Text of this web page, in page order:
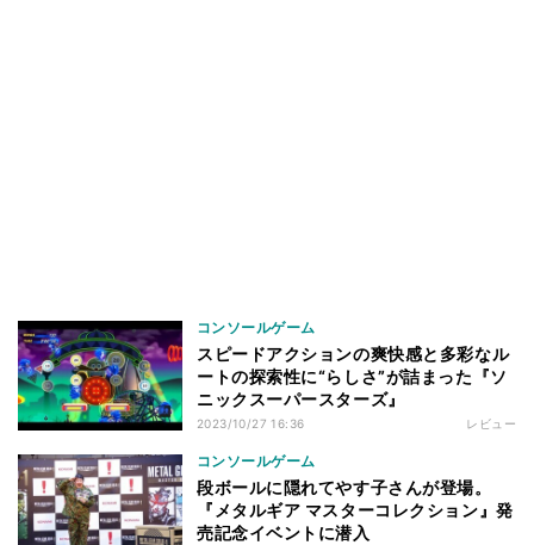
コンソールゲーム
スピードアクションの爽快感と多彩なル
ートの探索性に“らしさ”が詰まった『ソ
ニックスーパースターズ』
2023/10/27 16:36 レビュー
コンソールゲーム
段ボールに隠れてやす子さんが登場。
『メタルギア マスターコレクション』発
売記念イベントに潜入